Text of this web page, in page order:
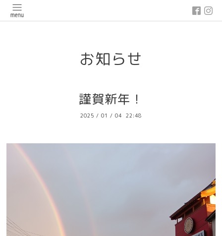
google-site-verification: google03647e12badb45de.html
お知らせ
謹賀新年！
2025 / 01 / 04 22:48